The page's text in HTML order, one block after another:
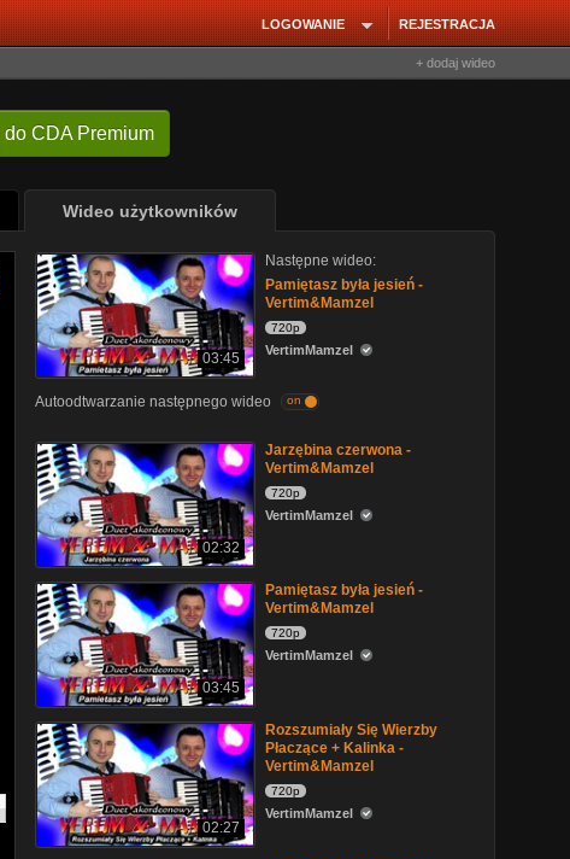
REJESTRACJA
LOGOWANIE
+ dodaj wideo
do CDA Premium
Wideo użytkowników
03:45
Następne wideo:
Pamiętasz była jesień -
Vertim&Mamzel
720p
VertimMamzel
Autoodtwarzanie następnego wideo on
02:32
Jarzębina czerwona -
Vertim&Mamzel
720p
VertimMamzel
03:45
Pamiętasz była jesień -
Vertim&Mamzel
720p
VertimMamzel
02:27
Rozszumiały Się Wierzby
Płaczące + Kalinka -
Vertim&Mamzel
720p
VertimMamzel